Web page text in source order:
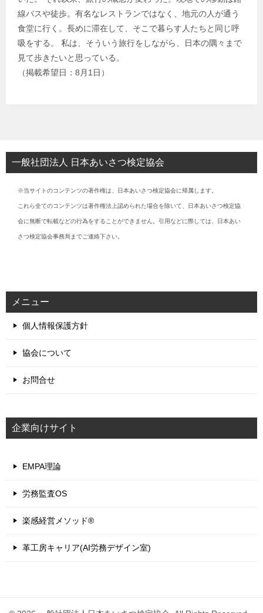
線バスや徒歩。有名なレストランではなく、地元の人が通う
食堂に行く。長めに滞在して、そこで暮らす人たちと同じ呼
吸をする。 私は、そういう旅行をしながら、日本の隅々まで
見て歩きたいと思っている。
（掲載希望日：8月1日）
一般社団法人 日本あいさつ検定協会
※当サイトのコンテンツの著作権は、日本あいさつ検定協会に帰属します。
これら全てのコンテンツは著作権法上認められた場合を除いて、日本あいさつ検定協
会に無断で転載などの行為をすることができません。引用などに際しては、日本あい
さつ検定協会事務局までご連絡下さい。
メニュー
個人情報保護方針
協会について
お問合せ
企業向けサイト
EMPA理論
労務監査OS
楽感経営メソッド®
革工房キャリア(AI労務デザイン室)